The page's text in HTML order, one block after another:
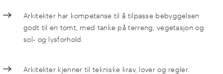
Arkitekter har kompetanse til å tilpasse bebyggelsen
godt til en tomt, med tanke på terreng, vegetasjon og
sol- og lysforhold.
Arkitekter kjenner til tekniske krav, lover og regler.